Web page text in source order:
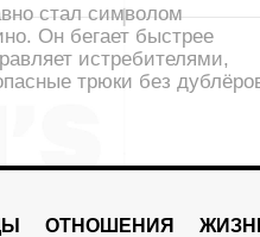
стал символом
Он бегает быстрее
истребителями,
трюки без
ОТНОШЕНИЯ